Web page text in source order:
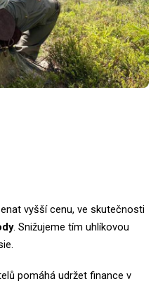
vyšší cenu, ve skutečnosti
. Snižujeme tím uhlíkovou
pomáhá udržet finance v